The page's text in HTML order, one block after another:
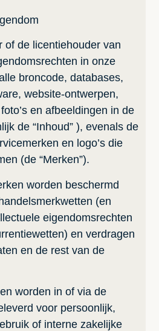
of de licentiehouder van
in onze
broncode, databases,
website-ontwerpen,
en afbeeldingen in de
de “Inhoud” ), evenals de
en logo’s die
(de “Merken”).
worden beschermd
(en
eigendomsrechten
en verdragen
en de rest van de
worden in of via de
voor persoonlijk,
of interne zakelijke